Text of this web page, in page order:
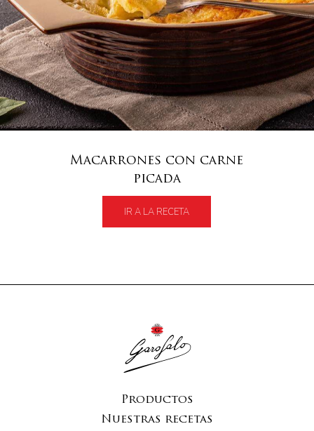
Macarrones con carne
picada
IR A LA RECETA
Productos
Nuestras recetas